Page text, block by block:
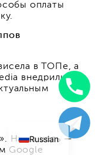
оплаты
в ТОПе, а
внедрили
Наша цель —
Google
Russian